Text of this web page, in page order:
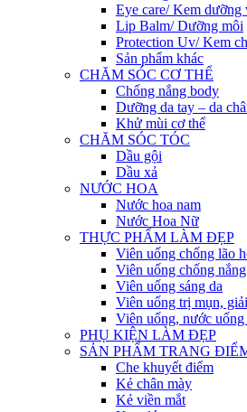
Eye care/ Kem dưỡng
Lip Balm/ Dưỡng môi
Protection Uv/ Kem
Sản phẩm khác
CHĂM SÓC CƠ THỂ
Chống nắng body
Dưỡng da tay – da
Khử mùi cơ thể
CHĂM SÓC TÓC
Dầu gội
Dầu xả
NƯỚC HOA
Nước hoa nam
Nước Hoa Nữ
THỰC PHẨM LÀM ĐẸP
Viên uống chống lão
Viên uống chống nắng
Viên uống sáng da
Viên uống trị mụn,
Viên uống, nước uống
PHỤ KIỆN LÀM ĐẸP
SẢN PHẨM TRANG
Che khuyết điểm
Kẻ chân mày
Kẻ viền mắt